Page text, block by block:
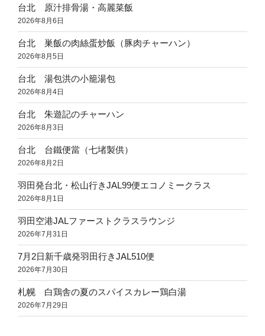
台北 原汁排骨湯・高麗菜飯
2026年8月6日
台北 巣飯の肉絲蛋炒飯（豚肉チャーハン）
2026年8月5日
台北 湯包洪の小籠湯包
2026年8月4日
台北 朱遊記のチャーハン
2026年8月3日
台北 台鐵便當（七堵製供）
2026年8月2日
羽田発台北・松山行きJAL99便エコノミークラス
2026年8月1日
羽田空港JALファーストクラスラウンジ
2026年7月31日
7月2日新千歳発羽田行きJAL510便
2026年7月30日
札幌 白鶏舎の夏のスパイスカレー鶏白湯
2026年7月29日